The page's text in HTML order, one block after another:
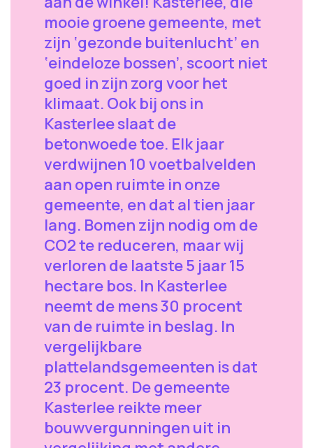
mooie groene gemeente, met
zijn ‘gezonde buitenlucht’ en
‘eindeloze bossen’, scoort niet
goed in zijn zorg voor het
klimaat. Ook bij ons in
Kasterlee slaat de
betonwoede toe. Elk jaar
verdwijnen 10 voetbalvelden
aan open ruimte in onze
gemeente, en dat al tien jaar
lang. Bomen zijn nodig om de
CO2 te reduceren, maar wij
verloren de laatste 5 jaar 15
hectare bos. In Kasterlee
neemt de mens 30 procent
van de ruimte in beslag. In
vergelijkbare
plattelandsgemeenten is dat
23 procent. De gemeente
Kasterlee reikte meer
bouwvergunningen uit in